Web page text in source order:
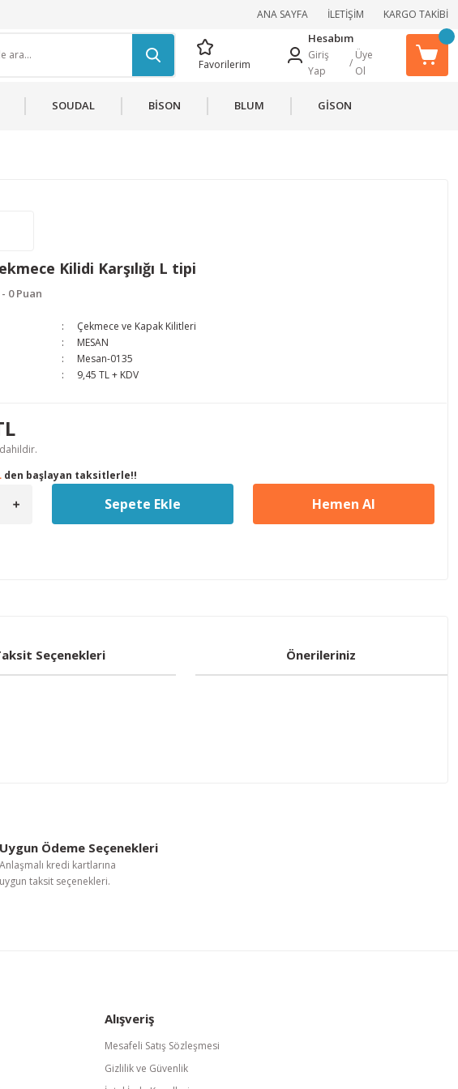
ANA SAYFA İLETİŞİM KARGO TAKİBİ
Favorilerim
Hesabım
Giriş
Yap
/
Üye
Ol
SOUDAL BİSON BLUM GİSON
Kilidi Karşılığı L tipi
0 Puan
Çekmece ve Kapak Kilitleri
MESAN
Mesan-0135
9,45 TL + KDV
den başlayan taksitlerle!!
Sepete Ekle Hemen Al
Seçenekleri Önerileriniz
Uygun Ödeme Seçenekleri
Anlaşmalı kredi kartlarına
uygun taksit seçenekleri.
Alışveriş
Mesafeli Satış Sözleşmesi
Gizlilik ve Güvenlik